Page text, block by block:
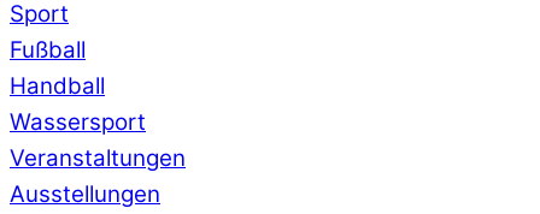
Sport
Fußball
Handball
Wassersport
Veranstaltungen
Ausstellungen